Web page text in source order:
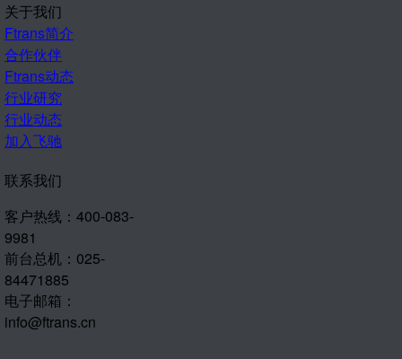
关于我们
Ftrans简介
合作伙伴
Ftrans动态
行业研究
行业动态
加入飞驰
联系我们
客户热线：400-083-
9981
前台总机：025-
84471885
电子邮箱：
info@ftrans.cn